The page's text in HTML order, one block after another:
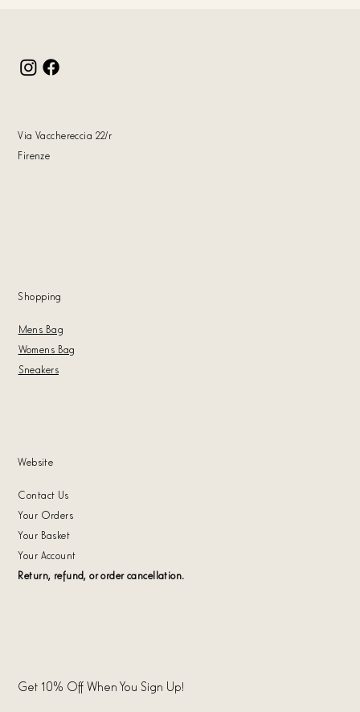
Via Vacchereccia 22/r
Firenze
Shopping
Mens Bag
Womens Bag
Sneakers
Website
Contact Us
Your Orders
Your Basket
Your Account
Return, refund, or order cancellation.
Get 10% Off When You Sign Up!